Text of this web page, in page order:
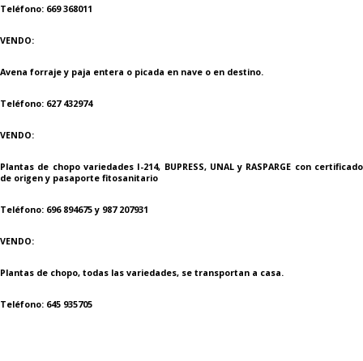
Teléfono: 669 368011
VENDO:
Avena forraje y paja entera o picada en nave o en destino.
Teléfono: 627 432974
VENDO:
Plantas de chopo variedades I-214, BUPRESS, UNAL y RASPARGE con certificado
de origen y pasaporte fitosanitario
Teléfono: 696 894675 y 987 207931
VENDO:
Plantas de chopo, todas las variedades, se transportan a casa.
Teléfono: 645 935705